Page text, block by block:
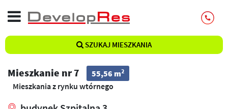
SZUKAJ MIESZKANIA
Mieszkanie nr 7 55,56 m2
Mieszkania z rynku wtórnego